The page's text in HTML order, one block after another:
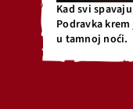
Kad svi
Podravka
u tamnoj noći.